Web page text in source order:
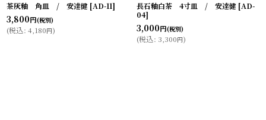
茶灰釉 角皿 / 安達健 [AD-11]
3,800円(税別)
(税込: 4,180円)
長石釉白茶 4寸皿 / 安達健 [AD-
04]
3,000円(税別)
(税込: 3,300円)